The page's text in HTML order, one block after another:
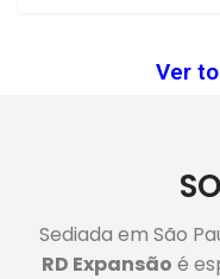
Ver
Sediada em São
RD Expansão é